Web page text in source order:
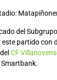
del Subgrupo
este partido con
CF
Smartbank.